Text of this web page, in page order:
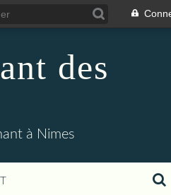
des
à Nimes